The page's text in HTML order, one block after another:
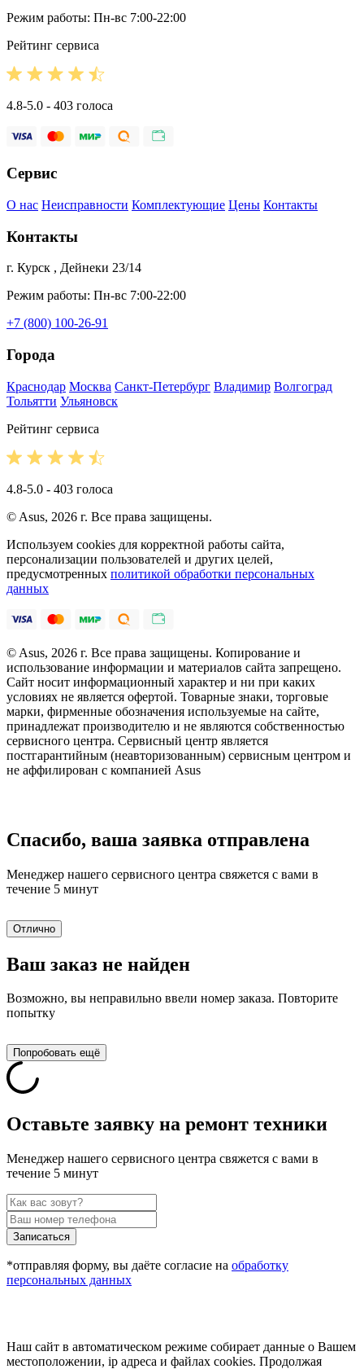
Режим работы: Пн-вс 7:00-22:00
Рейтинг сервиса
4.8-5.0 - 403 голоса
Сервис
О нас Неисправности Комплектующие Цены Контакты
Контакты
г. Курск , Дейнеки 23/14
Режим работы: Пн-вс 7:00-22:00
+7 (800) 100-26-91
Города
Краснодар Москва Санкт-Петербург Владимир Волгоград
Тольятти Ульяновск
Рейтинг сервиса
4.8-5.0 - 403 голоса
© Asus, 2026 г. Все права защищены.
Используем cookies для корректной работы сайта,
персонализации пользователей и других целей,
предусмотренных политикой обработки персональных
данных
© Asus, 2026 г. Все права защищены. Копирование и
использование информации и материалов сайта запрещено.
Сайт носит информационный характер и ни при каких
условиях не является офертой. Товарные знаки, торговые
марки, фирменные обозначения используемые на сайте,
принадлежат производителю и не являются собственностью
сервисного центра. Сервисный центр является
постгарантийным (неавторизованным) сервисным центром и
не аффилирован с компанией Asus
Спасибо, ваша заявка отправлена
Менеджер нашего сервисного центра свяжется с вами в
течение 5 минут
Отлично
Ваш заказ не найден
Возможно, вы неправильно ввели номер заказа. Повторите
попытку
Попробовать ещё
Оставьте заявку на ремонт техники
Менеджер нашего сервисного центра свяжется с вами в
течение 5 минут
Записаться
*отправляя форму, вы даёте согласие на обработку
персональных данных
Наш сайт в автоматическом режиме собирает данные о Вашем
местоположении, ip адреса и файлах cookies. Продолжая